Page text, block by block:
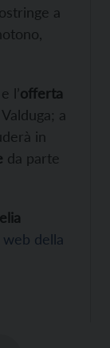
a
e l’offerta
a
in
da parte
della